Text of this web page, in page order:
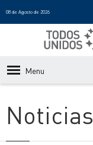
08 de Agosto de 2026
Menu
Noticias